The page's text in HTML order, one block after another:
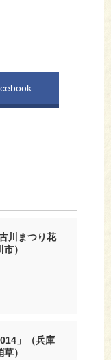
川まつり花
）
」（兵庫
）